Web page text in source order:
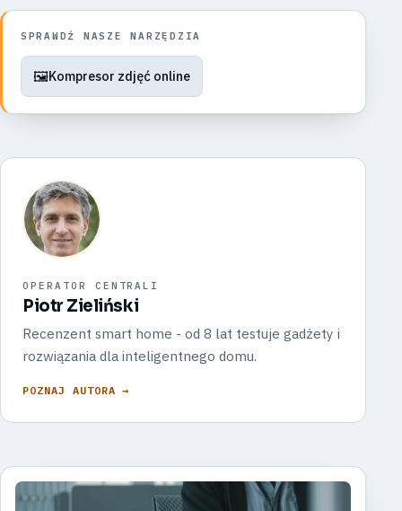
SPRAWDŹ NASZE NARZĘDZIA
🖼️Kompresor zdjęć online
OPERATOR CENTRALI
Piotr Zieliński
Recenzent smart home - od 8 lat testuje gadżety i
rozwiązania dla inteligentnego domu.
POZNAJ AUTORA →